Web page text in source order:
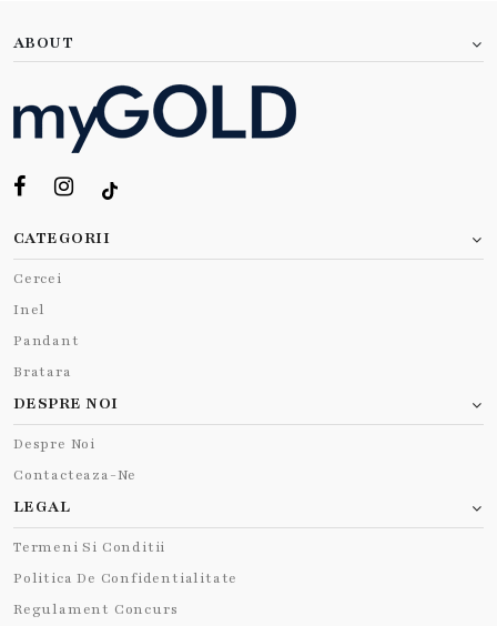
ABOUT
CATEGORII
Cercei
Inel
Pandant
Bratara
DESPRE NOI
Despre Noi
Contacteaza-Ne
LEGAL
Termeni Si Conditii
Politica De Confidentialitate
Regulament Concurs